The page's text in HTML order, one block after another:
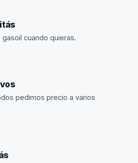
cuando quieras.
pedimos precio a varios